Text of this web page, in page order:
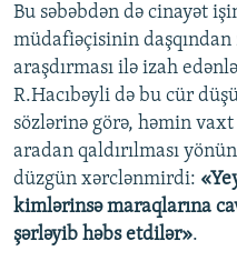
Bu səbəbdən də cinayət
müdafiəçisinin
araşdırması ilə izah
R.Hacıbəyli də bu cür
sözlərinə görə, həmin
aradan qaldırılması
düzgün xərclənmirdi:
kimlərinsə maraqlarına
şərləyib həbs etdilər».